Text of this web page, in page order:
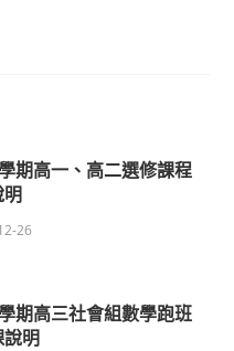
期高一、高二選修課程
明
26
期高三社會組數學跑班
明